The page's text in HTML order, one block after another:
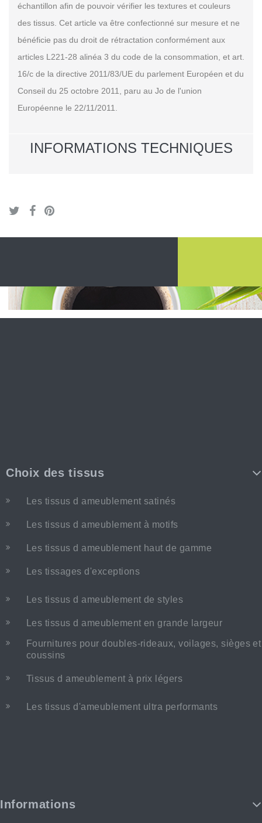
échantillon afin de pouvoir vérifier les textures et couleurs
des tissus. Cet article va être confectionné sur mesure et ne
bénéficie pas du droit de rétractation conformément aux
articles L221-28 alinéa 3 du code de la consommation, et art.
16/c de la directive 2011/83/UE du parlement Européen et du
Conseil du 25 octobre 2011, paru au Jo de l'union
Européenne le 22/11/2011.
INFORMATIONS TECHNIQUES
Choix des tissus
Les tissus d ameublement satinés
Les tissus d ameublement à motifs
Les tissus d ameublement haut de gamme
Les tissages d'exceptions
Les tissus d ameublement de styles
Les tissus d ameublement en grande largeur
Fournitures pour doubles-rideaux, voilages, sièges et
coussins
Tissus d ameublement à prix légers
Les tissus d'ameublement ultra performants
Informations